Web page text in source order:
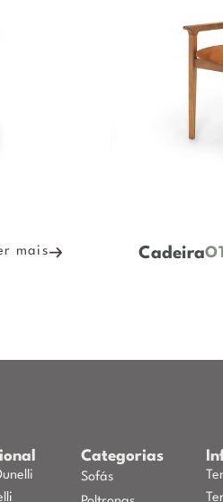
mais Cadeira
Categorias
Sofás